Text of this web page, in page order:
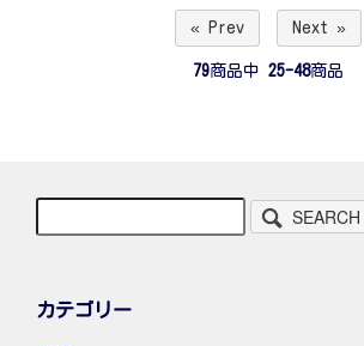
« Prev Next »
79商品中 25-48商品
SEARCH
カテゴリー